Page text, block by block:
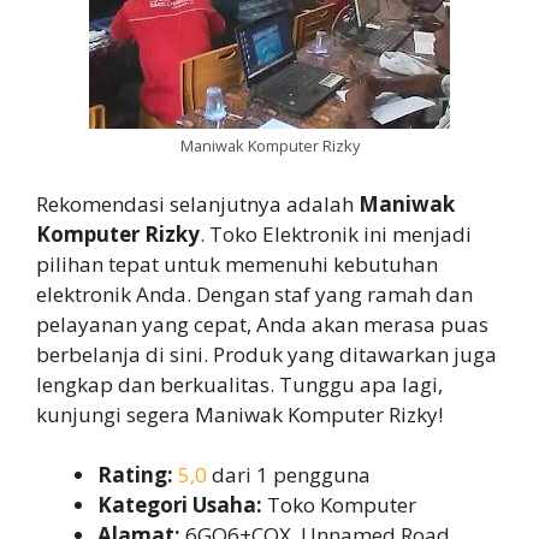
Maniwak Komputer Rizky
Rekomendasi selanjutnya adalah Maniwak
Komputer Rizky. Toko Elektronik ini menjadi
pilihan tepat untuk memenuhi kebutuhan
elektronik Anda. Dengan staf yang ramah dan
pelayanan yang cepat, Anda akan merasa puas
berbelanja di sini. Produk yang ditawarkan juga
lengkap dan berkualitas. Tunggu apa lagi,
kunjungi segera Maniwak Komputer Rizky!
Rating: 5,0 dari 1 pengguna
Kategori Usaha: Toko Komputer